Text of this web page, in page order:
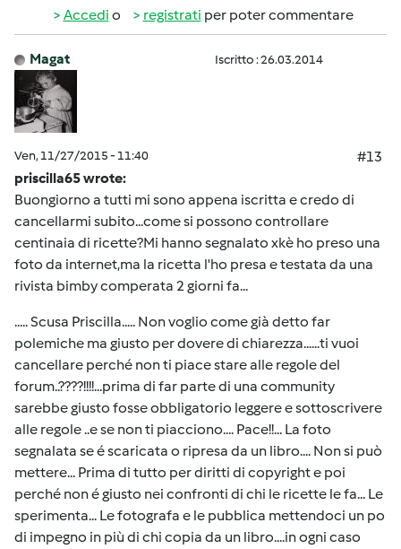
Accedi o registrati per poter commentare
Magat Iscritto : 26.03.2014
Ven, 11/27/2015 - 11:40
#13
priscilla65 wrote:
Buongiorno a tutti mi sono appena iscritta e credo di
cancellarmi subito...come si possono controllare
centinaia di ricette?Mi hanno segnalato xkè ho preso una
foto da internet,ma la ricetta l'ho presa e testata da una
rivista bimby comperata 2 giorni fa...
..... Scusa Priscilla..... Non voglio come già detto far
polemiche ma giusto per dovere di chiarezza......ti vuoi
cancellare perché non ti piace stare alle regole del
forum..????!!!!...prima di far parte di una community
sarebbe giusto fosse obbligatorio leggere e sottoscrivere
alle regole ..e se non ti piacciono.... Pace!!... La foto
segnalata se é scaricata o ripresa da un libro.... Non si può
mettere... Prima di tutto per diritti di copyright e poi
perché non é giusto nei confronti di chi le ricette le fa... Le
sperimenta... Le fotografa e le pubblica mettendoci un po
di impegno in più di chi copia da un libro....in ogni caso